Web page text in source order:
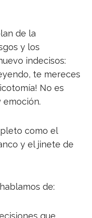
de la
y los
indecisos:
te mereces
No es
emoción.
como el
y el jinete de
de:
que